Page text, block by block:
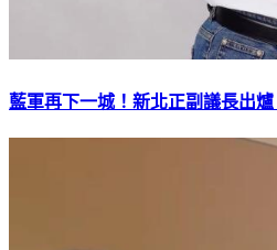
藍軍再下一城！新北正副議長出